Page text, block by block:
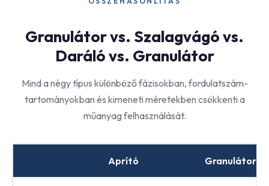
Granulátor vs. Szalagvágó vs.
Daráló vs. Granulátor
Mind a négy típus különböző fázisokban, fordulatszám-
tartományokban és kimeneti méretekben csökkenti a
műanyag felhasználását.
Aprító Granulátor